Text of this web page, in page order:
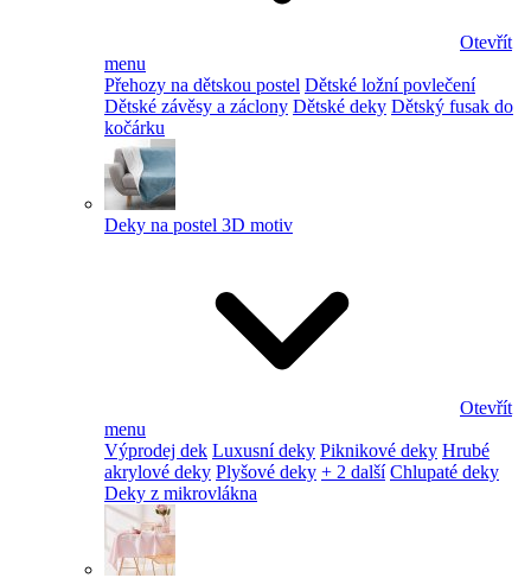
Otevřít
menu
Přehozy na dětskou postel Dětské ložní povlečení
Dětské závěsy a záclony Dětské deky Dětský fusak do
kočárku
Deky na postel 3D motiv
Otevřít
menu
Výprodej dek Luxusní deky Piknikové deky Hrubé
akrylové deky Plyšové deky + 2 další Chlupaté deky
Deky z mikrovlákna